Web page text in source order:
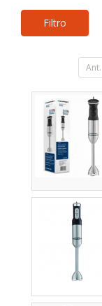
Filtro
Ant.